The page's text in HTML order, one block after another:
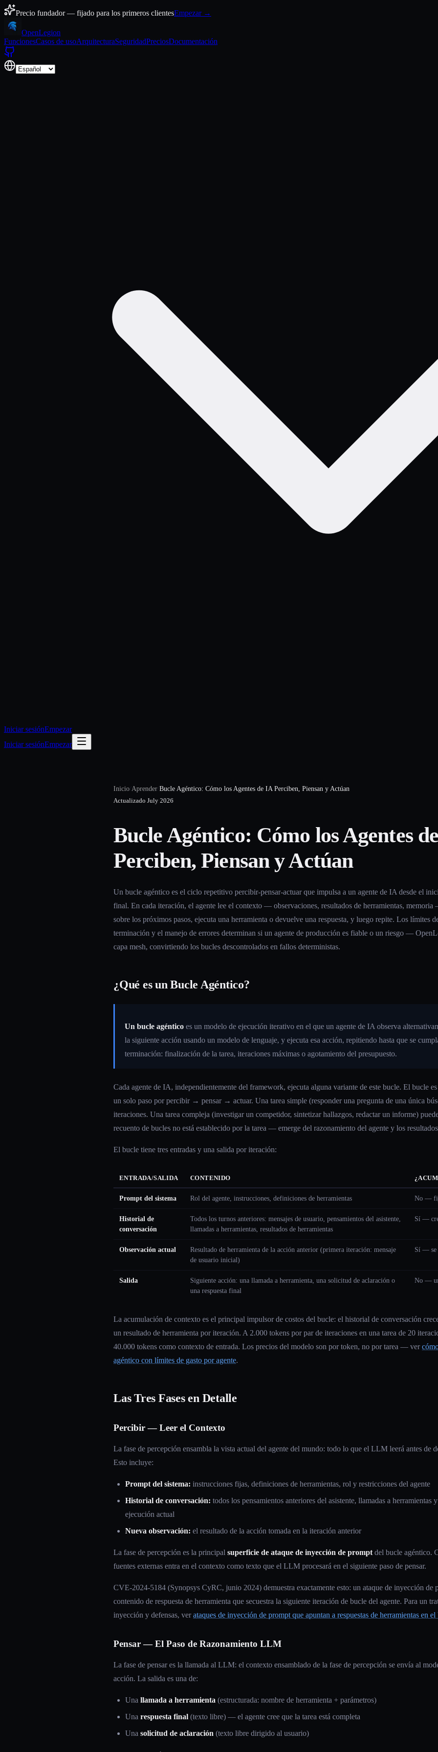
Ir al contenido
Precio fundador — fijado para los primeros clientesEmpezar →
OpenLegion
FuncionesCasos de usoArquitecturaSeguridadPreciosDocumentación
Iniciar sesiónEmpezar
Iniciar sesiónEmpezar
Inicio/Aprender/Bucle Agéntico: Cómo los Agentes de IA Perciben, Piensan y Actúan
Actualizado July 2026
Bucle Agéntico: Cómo los Agentes
Perciben, Piensan y Actúan
Un bucle agéntico es el ciclo repetitivo percibir-pensar-actuar que impulsa a un agente de IA desde el
final. En cada iteración, el agente lee el contexto — observaciones, resultados de herramientas,
sobre los próximos pasos, ejecuta una herramienta o devuelve una respuesta, y luego repite. Los límites
terminación y el manejo de errores determinan si un agente de producción es fiable o un riesgo —
capa mesh, convirtiendo los bucles descontrolados en fallos deterministas.
¿Qué es un Bucle Agéntico?
Un bucle agéntico es un modelo de ejecución iterativo en el que un agente de IA observa
la siguiente acción usando un modelo de lenguaje, y ejecuta esa acción, repitiendo hasta que se
terminación: finalización de la tarea, iteraciones máximas o agotamiento del presupuesto.
Cada agente de IA, independientemente del framework, ejecuta alguna variante de este bucle. El bucle
un solo paso por percibir → pensar → actuar. Una tarea simple (responder una pregunta de una única
iteraciones. Una tarea compleja (investigar un competidor, sintetizar hallazgos, redactar un informe)
recuento de bucles no está establecido por la tarea — emerge del razonamiento del agente y los
El bucle tiene tres entradas y una salida por iteración:
ENTRADA/SALIDA CONTENIDO
Prompt del sistema Rol del agente, instrucciones, definiciones de herramientas No —
Historial de
conversación
Todos los turnos anteriores: mensajes de usuario, pensamientos del asistente,
llamadas a herramientas, resultados de herramientas
Sí —
Observación actual
Resultado de herramienta de la acción anterior (primera iteración: mensaje
de usuario inicial)
Sí — se
Salida
Siguiente acción: una llamada a herramienta, una solicitud de aclaración o
una respuesta final
No —
La acumulación de contexto es el principal impulsor de costos del bucle: el historial de conversación
un resultado de herramienta por iteración. A 2.000 tokens por par de iteraciones en una tarea de 20
40.000 tokens como contexto de entrada. Los precios del modelo son por token, no por tarea — ver
agéntico con límites de gasto por agente.
Las Tres Fases en Detalle
Percibir — Leer el Contexto
La fase de percepción ensambla la vista actual del agente del mundo: todo lo que el LLM leerá antes de
Esto incluye:
Prompt del sistema: instrucciones fijas, definiciones de herramientas, rol y restricciones del agente
Historial de conversación: todos los pensamientos anteriores del asistente, llamadas a herramientas
ejecución actual
Nueva observación: el resultado de la acción tomada en la iteración anterior
La fase de percepción es la principal superficie de ataque de inyección de prompt del bucle agéntico.
fuentes externas entra en el contexto como texto que el LLM procesará en el siguiente paso de pensar.
CVE-2024-5184 (Synopsys CyRC, junio 2024) demuestra exactamente esto: un ataque de inyección de
contenido de respuesta de herramienta que secuestra la siguiente iteración de bucle del agente. Para un
inyección y defensas, verataques de inyección de prompt que apuntan a respuestas de herramientas en
Pensar — El Paso de Razonamiento LLM
La fase de pensar es la llamada al LLM: el contexto ensamblado de la fase de percepción se envía al
acción. La salida es una de:
Una llamada a herramienta (estructurada: nombre de herramienta + parámetros)
Una respuesta final (texto libre) — el agente cree que la tarea está completa
Una solicitud de aclaración (texto libre dirigido al usuario)